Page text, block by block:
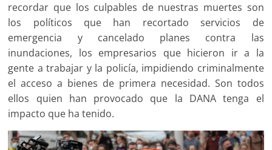
recordar que los culpables de nuestras muertes son
los políticos que han recortado servicios de
emergencia y cancelado planes contra las
inundaciones, los empresarios que hicieron ir a la
gente a trabajar y la policía, impidiendo criminalmente
el acceso a bienes de primera necesidad. Son todos
ellos quien han provocado que la DANA tenga el
impacto que ha tenido.